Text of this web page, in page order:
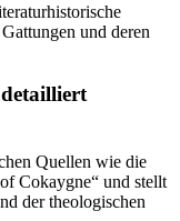
und deren
Quellen wie die
Cokaygne“ und stellt
der theologischen